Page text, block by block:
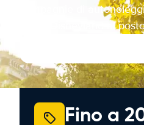
compagnie di
Parigi-Disneyland al
Fino a